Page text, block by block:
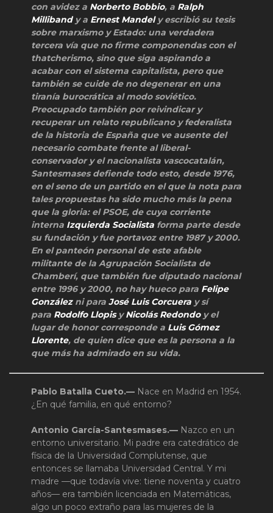
con avidez a Norberto Bobbio, a Ralph
Millibandy a Ernest Mandely escribió su tesis
sobre marxismo y Estado: una verdadera
tercera vía que no firme componendas con el
thatcherismo, sino que siga aspirando a
acabar con el sistema capitalista, pero que
también se cuide de no degenerar en una
tiranía burocrática al modo soviético.
Preocupado también por reivindicar y
recuperar un relato republicano y federalista
de la historia de España que ve ausente del
necesario combate frente al liberal-
conservador y el nacionalista vascocatalán,
Santesmases defiende todo esto, desde 1976,
en el seno de un partido en el que la nota para
tales propuestas ha sido mucho más la pena
que la gloria: el PSOE, de cuya corriente
interna Izquierda Socialista forma parte desde
su fundación y fue portavoz entre 1987 y 2000.
En el panteón personal de este afable
militante de la Agrupación Socialista de
Chamberí, que también fue diputado nacional
entre 1996 y 2000, no hay hueco para Felipe
Gonzálezni para José Luis Corcuera y sí
para Rodolfo LlopisyNicolás Redondoy el
lugar de honor corresponde a Luis Gómez
Llorente, de quien dice que es la persona a la
que más ha admirado en su vida.
Pablo Batalla Cueto.— Nace en Madrid en 1954.
¿En qué familia, en qué entorno?
Antonio García-Santesmases.— Nazco en un
entorno universitario. Mi padre era catedrático de
física de la Universidad Complutense, que
entonces se llamaba Universidad Central. Y mi
madre —que todavía vive: tiene noventa y cuatro
años— era también licenciada en Matemáticas,
algo un poco extraño para las mujeres de la